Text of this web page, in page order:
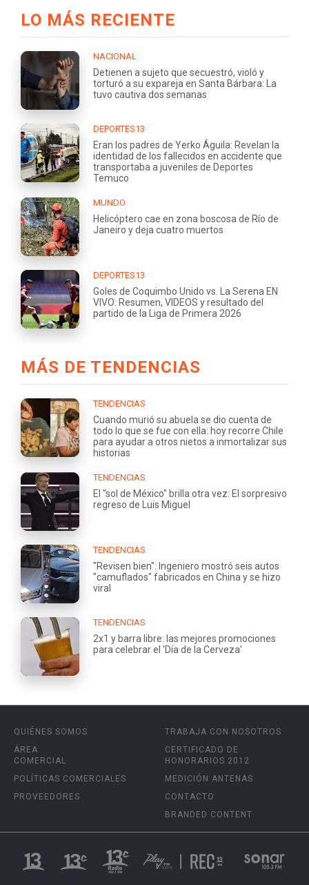
LO MÁS RECIENTE
NACIONAL
Detienen a sujeto que secuestró, violó y
torturó a su expareja en Santa Bárbara: La
tuvo cautiva dos semanas
DEPORTES13
Eran los padres de Yerko Águila: Revelan la
identidad de los fallecidos en accidente que
transportaba a juveniles de Deportes
Temuco
MUNDO
Helicóptero cae en zona boscosa de Río de
Janeiro y deja cuatro muertos
DEPORTES13
Goles de Coquimbo Unido vs. La Serena EN
VIVO: Resumen, VIDEOS y resultado del
partido de la Liga de Primera 2026
MÁS DE TENDENCIAS
TENDENCIAS
Cuando murió su abuela se dio cuenta de
todo lo que se fue con ella: hoy recorre Chile
para ayudar a otros nietos a inmortalizar sus
historias
TENDENCIAS
El "sol de México" brilla otra vez: El sorpresivo
regreso de Luis Miguel
TENDENCIAS
"Revisen bien": Ingeniero mostró seis autos
"camuflados" fabricados en China y se hizo
viral
TENDENCIAS
2x1 y barra libre: las mejores promociones
para celebrar el 'Día de la Cerveza'
QUIÉNES SOMOS
ÁREA
COMERCIAL
POLÍTICAS COMERCIALES
PROVEEDORES
TRABAJA CON NOSOTROS
CERTIFICADO DE
HONORARIOS 2012
MEDICIÓN ANTENAS
CONTACTO
BRANDED CONTENT